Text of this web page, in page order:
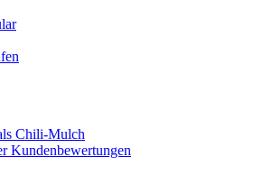
Chili-Mulch
Kundenbewertungen